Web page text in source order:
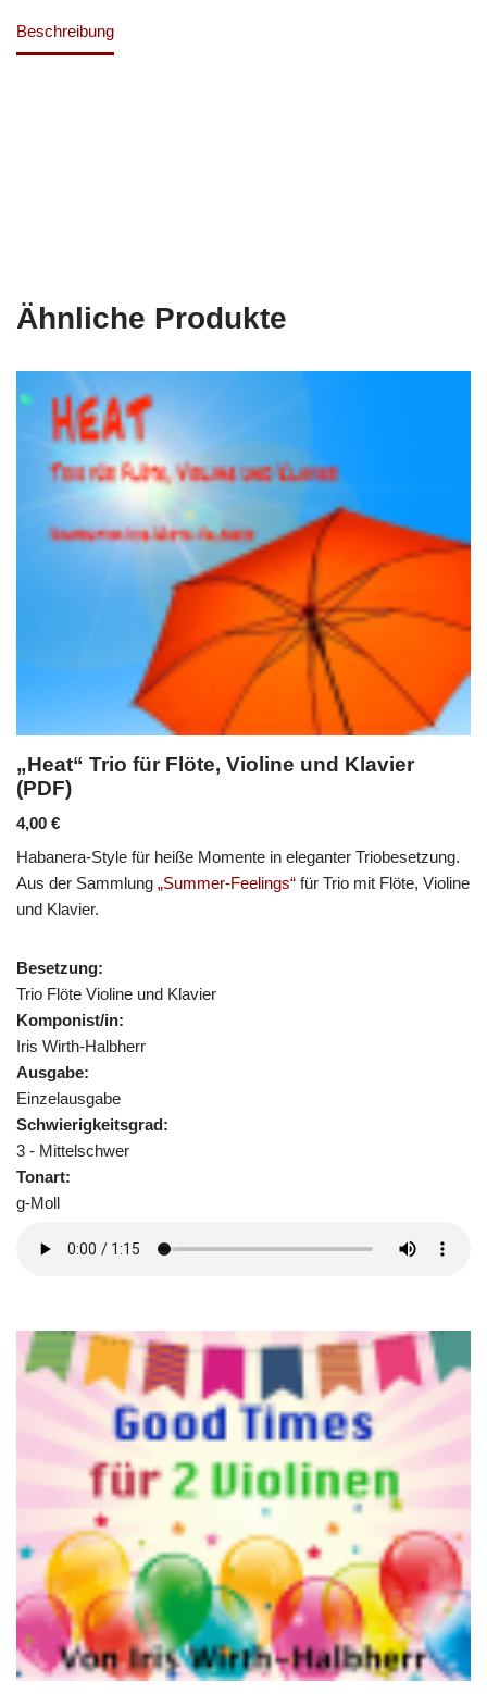
Beschreibung
Ähnliche Produkte
„Heat“ Trio für Flöte, Violine und Klavier
(PDF)
4,00 €
Habanera-Style für heiße Momente in eleganter Triobesetzung.
Aus der Sammlung „Summer-Feelings“ für Trio mit Flöte, Violine
und Klavier.
Besetzung:
Trio Flöte Violine und Klavier
Komponist/in:
Iris Wirth-Halbherr
Ausgabe:
Einzelausgabe
Schwierigkeitsgrad:
3 - Mittelschwer
Tonart:
g-Moll